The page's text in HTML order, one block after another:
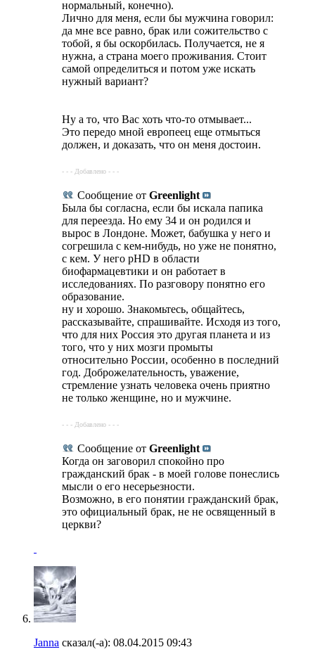
нормальный, конечно).
Лично для меня, если бы мужчина говорил:
да мне все равно, брак или сожительство с
тобой, я бы оскорбилась. Получается, не я
нужна, а страна моего проживания. Стоит
самой определиться и потом уже искать
нужный вариант?
Ну а то, что Вас хоть что-то отмывает...
Это передо мной европеец еще отмыться
должен, и доказать, что он меня достоин.
- - - Добавлено - - -
Сообщение от Greenlight
Была бы согласна, если бы искала папика
для переезда. Но ему 34 и он родился и
вырос в Лондоне. Может, бабушка у него и
согрешила с кем-нибудь, но уже не понятно,
с кем. У него рНD в области
биофармацевтики и он работает в
исследованиях. По разговору понятно его
образование.
ну и хорошо. Знакомьтесь, общайтесь,
рассказывайте, спрашивайте. Исходя из того,
что для них Россия это другая планета и из
того, что у них мозги промыты
относительно России, особенно в последний
год. Доброжелательность, уважение,
стремление узнать человека очень приятно
не только женщине, но и мужчине.
- - - Добавлено - - -
Сообщение от Greenlight
Когда он заговорил спокойно про
гражданский брак - в моей голове понеслись
мысли о его несерьезности.
Возможно, в его понятии гражданский брак,
это официальный брак, не не освященный в
церкви?
Janna сказал(-а): 08.04.2015 09:43